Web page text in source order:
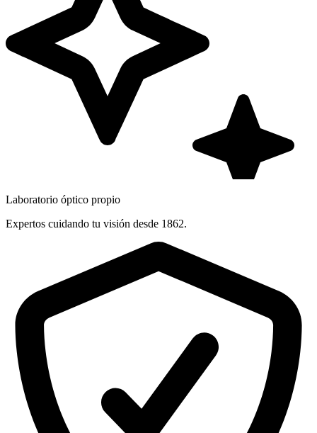
Laboratorio óptico propio
Expertos cuidando tu visión desde 1862.